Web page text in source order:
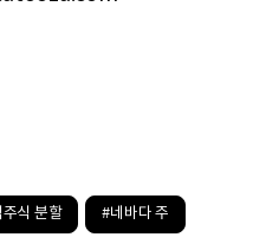
식 분할 #네바다 주